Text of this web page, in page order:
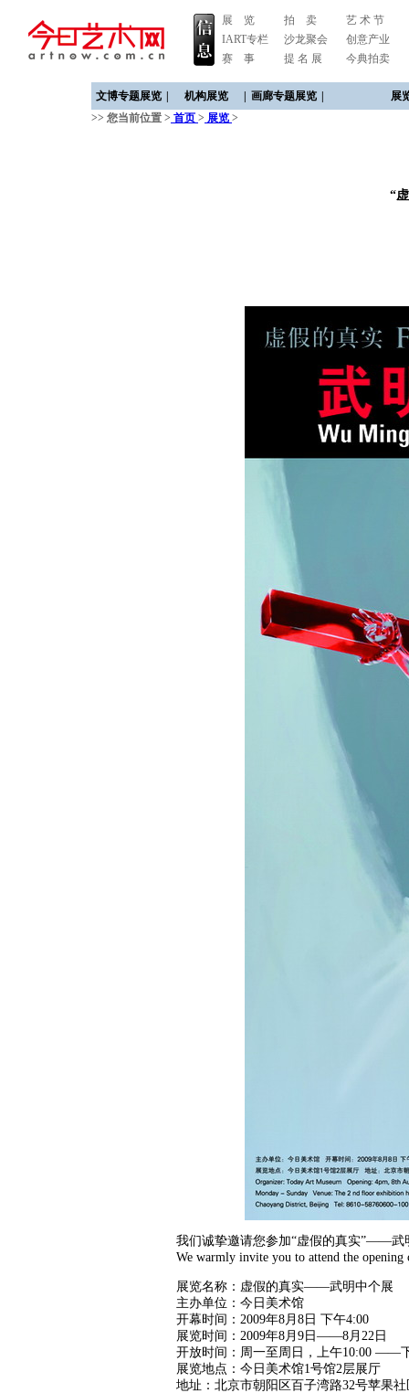
展 览
IART专栏
赛 事
拍 卖
沙龙聚会
提 名 展
艺 术 节
创意产业
今典拍卖
文博专题展览 机构展览 画廊专题展览
展
>> 您当前位置 > 首页 > 展览 >
“
我们诚挚邀请您参加“虚假的真实”——武
We warmly invite you to attend the
展览名称：虚假的真实——武明中个展
主办单位：今日美术馆
开幕时间：2009年8月8日 下午4:00
展览时间：2009年8月9日——8月22日
开放时间：周一至周日，上午10:00 ——
展览地点：今日美术馆1号馆2层展厅
地址：北京市朝阳区百子湾路32号苹果社